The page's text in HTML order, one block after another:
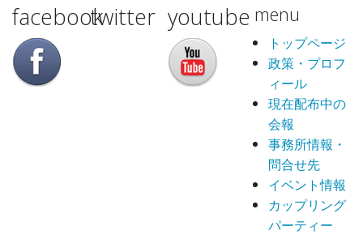
facebooktwitter youtube menu
トップページ
政策・プロフ
ィール
現在配布中の
会報
事務所情報・
問合せ先
イベント情報
カップリング
パーティー